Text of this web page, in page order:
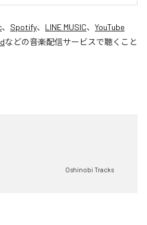
、 Spotify、 LINE MUSIC、 YouTube
などの音楽配信サービスで聴くこと
Oshinobi Tracks